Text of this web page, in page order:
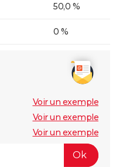
50,0 %
0 %
Voir un exemple
Voir un exemple
Voir un exemple